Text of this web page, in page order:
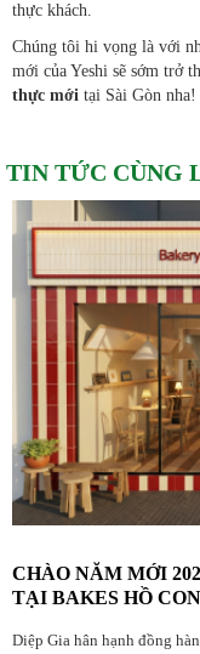
thực khách.
Chúng tôi hi vọng là với
mới của Yeshi sẽ sớm trở
thực mới tại Sài Gòn nha!
TIN TỨC CÙNG
CHÀO NĂM MỚI
TẠI BAKES HỒ
Diệp Gia hân hạnh đồng